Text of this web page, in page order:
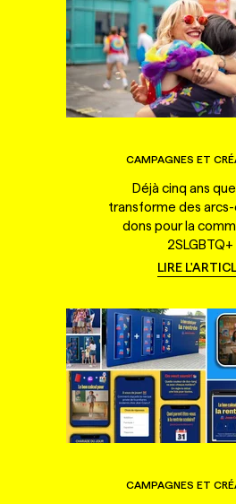
CAMPAGNES ET
Déjà cinq ans
transforme des
dons pour la
2SLGBTQ+
LIRE
CAMPAGNES ET